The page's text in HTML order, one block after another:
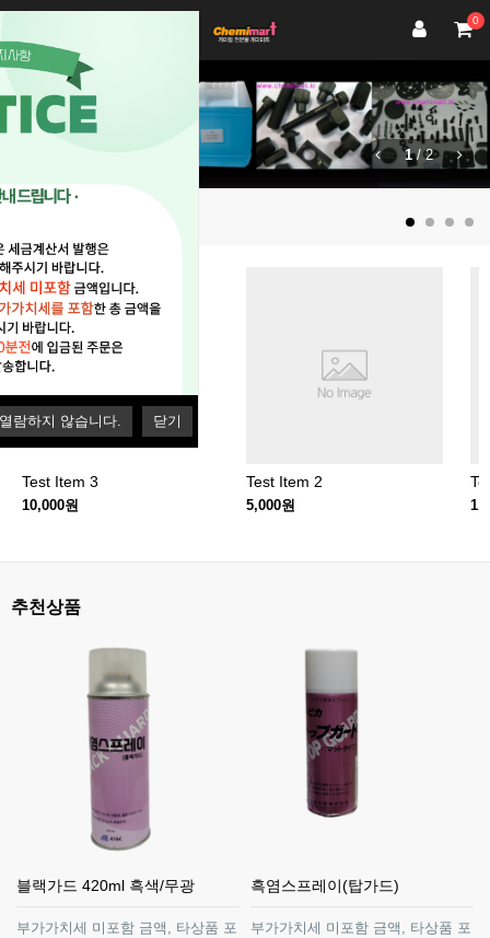
람하지 않습니다. 닫기
0
1/2
Test Item 3
10,000원
Test Item 2
5,000원
추천상품
블랙가드 420ml 흑색/무광
부가가치세 미포함 금액, 타상품 포
흑염스프레이(탑가드)
부가가치세 미포함 금액, 타상품 포